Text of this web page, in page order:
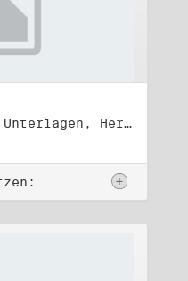
Titel: Verschiedene Unterlagen, Herbst 1989 bis Herbst 1990